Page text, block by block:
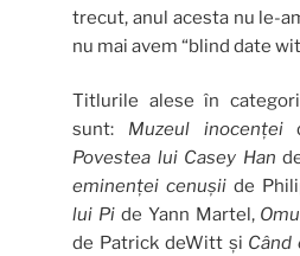
trecut, anul acesta nu le-
nu mai avem “blind date
Titlurile alese în
sunt: Muzeul inocenței
Povestea lui Casey Han
eminenței cenușii de
lui Pide Yann Martel,
de Patrick deWitt și